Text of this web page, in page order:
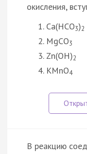
окисления,
Ca(HCO3)2
MgCO3
Zn(OH)2
KMnO4
В реакцию